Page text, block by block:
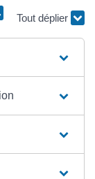
Tout déplier